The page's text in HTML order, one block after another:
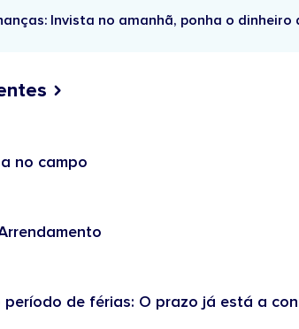
Invista no amanhã, ponha o
no campo
de férias: O prazo já está a